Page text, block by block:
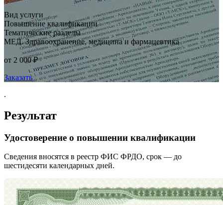
Вид услуги
Повышение квалификации
Тематические разделы
МЕД. Здравоохранение, медицина и фармацевтика
от 2 000 ₽
Заказать
.
Результат
Удостоверение о повышении квалификации
Сведения вносятся в реестр ФИС ФРДО, срок — до
шестидесяти календарных дней.